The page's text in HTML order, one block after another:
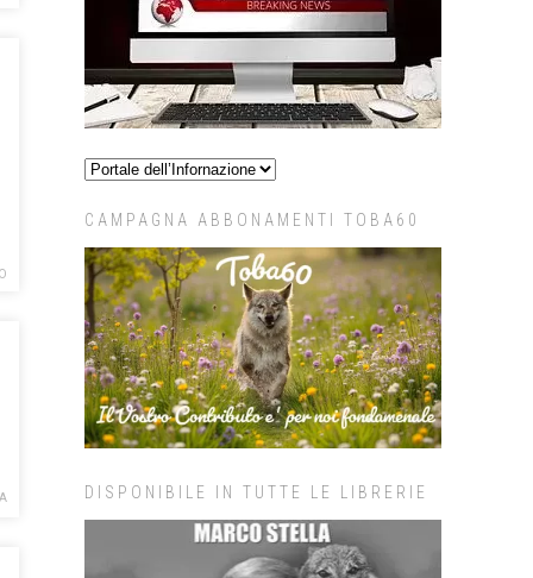
CAMPAGNA ABBONAMENTI TOBA60
DISPONIBILE IN TUTTE LE LIBRERIE